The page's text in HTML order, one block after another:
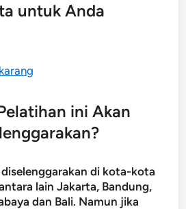
untuk Anda
ini Akan
di kota-kota
lain Jakarta, Bandung,
dan Bali. Namun jika